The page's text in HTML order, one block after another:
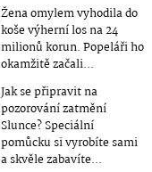
Žena omylem vyhodila do
koše výherní los na 24
milionů korun. Popeláři ho
okamžitě začali...
Jak se připravit na
pozorování zatmění
Slunce? Speciální
pomůcku si vyrobíte sami
a skvěle zabavíte...